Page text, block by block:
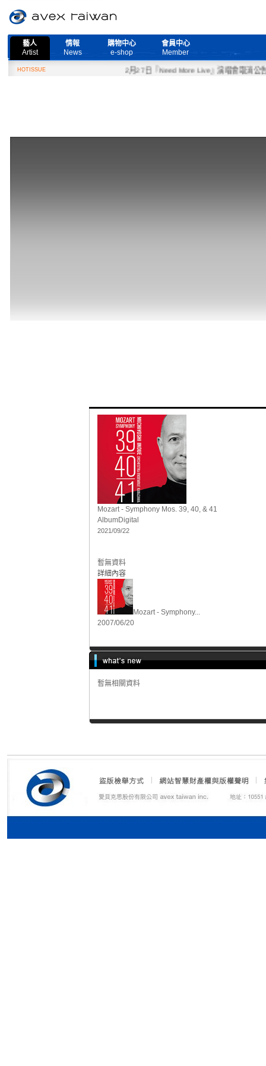
藝人
Artist
情報
News
購物中心
e-shop
會員中心
Member
HOTISSUE 2月27日『Need More Live』演唱會取消公告
Mozart - Symphony Mos. 39, 40, & 41
AlbumDigital
2021/09/22
暫無資料
詳細內容
Mozart - Symphony...
2007/06/20
暫無相關資料